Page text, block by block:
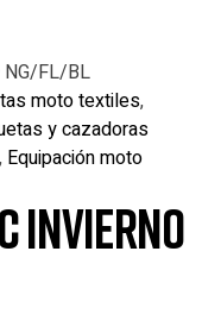
moto textiles,
y cazadoras
, Equipación moto
INVIERNO